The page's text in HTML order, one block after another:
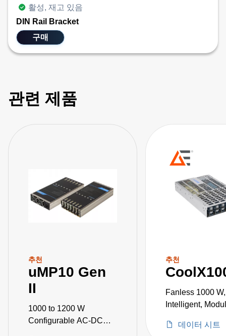
활성, 재고 있음
DIN Rail Bracket
구매
관련 제품
추천
uMP10 Gen
II
1000 to 1200 W
Configurable AC-DC
추천
Fanless 1000 W,
Intelligent,
데이터 시트